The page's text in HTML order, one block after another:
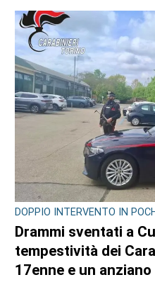
LAVORI PUBBLICI
Cosa cambia alla
piano di eliminazione